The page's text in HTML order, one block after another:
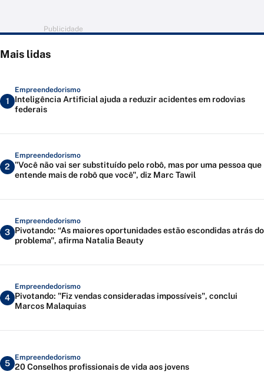
Publicidade
Mais lidas
1
Empreendedorismo
Inteligência Artificial ajuda a reduzir acidentes em rodovias
federais
2
Empreendedorismo
"Você não vai ser substituído pelo robô, mas por uma pessoa que
entende mais de robô que você", diz Marc Tawil
3
Empreendedorismo
Pivotando: “As maiores oportunidades estão escondidas atrás do
problema", afirma Natalia Beauty
4
Empreendedorismo
Pivotando: "Fiz vendas consideradas impossíveis", conclui
Marcos Malaquias
5
Empreendedorismo
20 Conselhos profissionais de vida aos jovens